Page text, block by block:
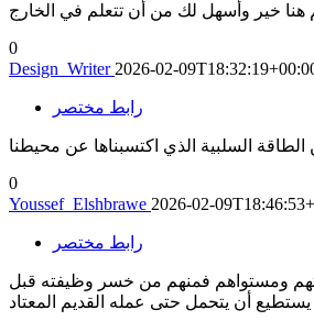
هنا خير وأسهل لك من أن تتعلم في الخارج
0
Design_Writer 2026-02-
رابط مختصر
0
Youssef_Elshbrawe 2026-02-
رابط مختصر
ومستواهم فمنهم من خسر وظيفته قبل
أن يتحمل حتى عمله القديم المعتاد